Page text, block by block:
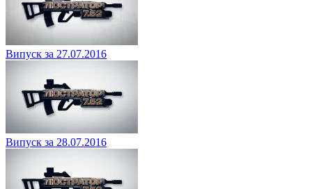
Випуск за 27.07.2016
Випуск за 28.07.2016